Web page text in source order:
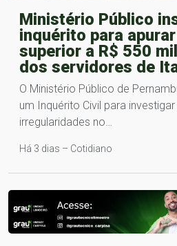
Ministério Público
inquérito para
superior a R$ 550
dos servidores de
O Ministério Público de
um Inquérito Civil para
irregularidades no…
Há 3 dias – Cotidiano